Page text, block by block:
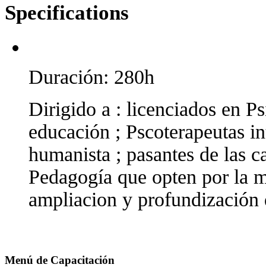
Specifications
Duración: 280h
Dirigido a : licenciados en
educación ; Pscoterapeutas
humanista ; pasantes de las
Pedagogía que opten por la
ampliacion y
Menú de Capacitación